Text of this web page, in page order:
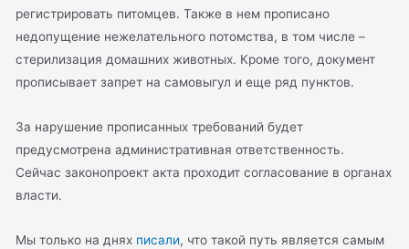
регистрировать питомцев. Также в нем прописано
недопущение нежелательного потомства, в том числе –
стерилизация домашних животных. Кроме того, документ
прописывает запрет на самовыгул и еще ряд пунктов.
За нарушение прописанных требований будет
предусмотрена административная ответственность.
Сейчас законопроект акта проходит согласование в органах
власти.
Мы только на днях писали, что такой путь является самым